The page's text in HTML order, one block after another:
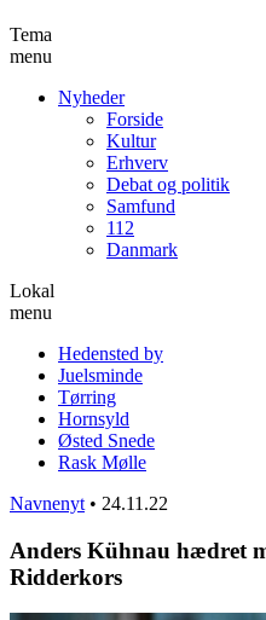
Tema
menu
Nyheder
Forside
Kultur
Erhverv
Debat og politik
Samfund
112
Danmark
Lokal
menu
Hedensted by
Juelsminde
Tørring
Hornsyld
Østed Snede
Rask Mølle
Navnenyt • 24.11.22
Anders Kühnau hædret
Ridderkors